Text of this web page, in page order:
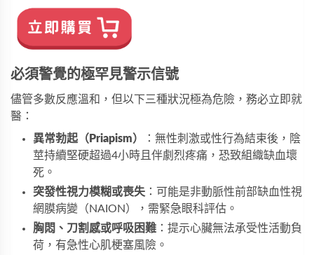
必須警覺的極罕見警示信號
儘管多數反應溫和，但以下三種狀況極為危險，務必立即就
醫：
異常勃起（Priapism）
：無性刺激或性行為結束後，陰
莖持續堅硬超過4小時且伴劇烈疼痛，恐致組織缺血壞
死。
突發性視力模糊或喪失 ：可能是非動脈性前部缺血性視
網膜病變（NAION），需緊急眼科評估。
胸悶、刀割感或呼吸困難 ：提示心臟無法承受性活動負
荷，有急性心肌梗塞風險。